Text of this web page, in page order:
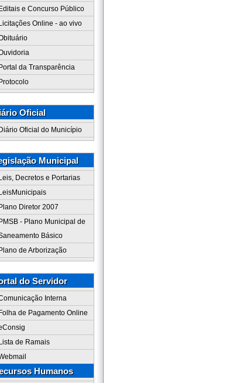
e Concurso Público
Online - ao vivo
da Transparência
Oficial
Oficial do Município
Municipal
Decretos e Portarias
Diretor 2007
- Plano Municipal de
Básico
de Arborização
do Servidor
Interna
de Pagamento Online
de Ramais
Humanos